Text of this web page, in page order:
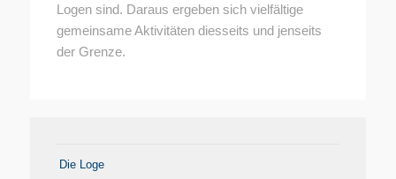
Logen sind. Daraus ergeben sich vielfältige
gemeinsame Aktivitäten diesseits und jenseits
der Grenze.
Die Loge